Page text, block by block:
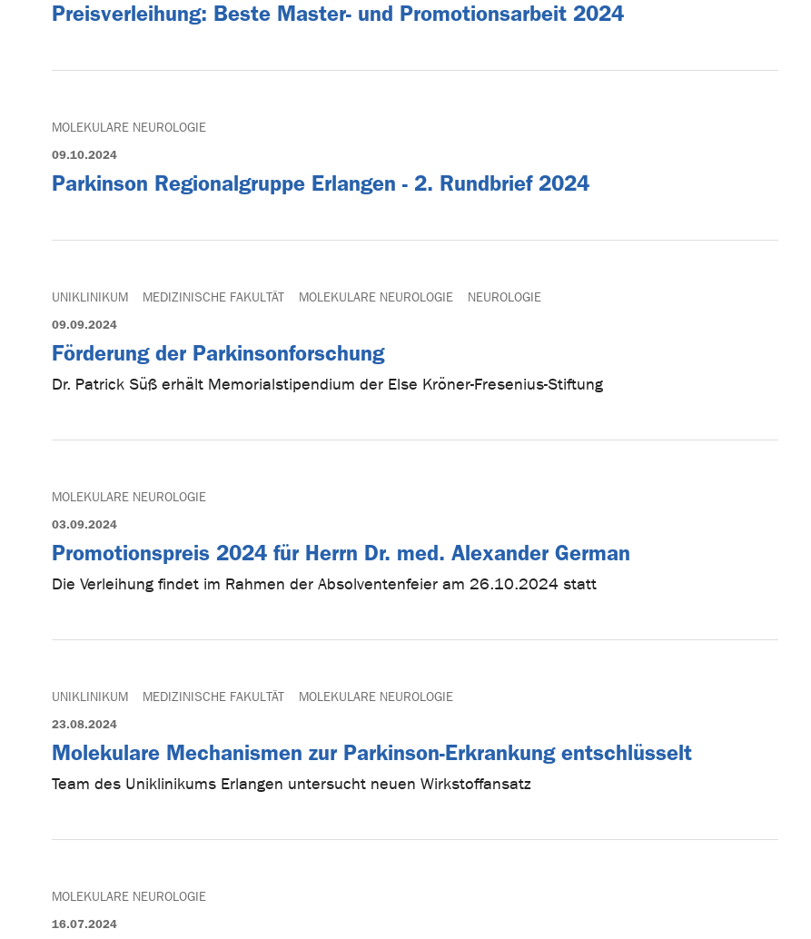
Preisverleihung: Beste Master- und Promotionsarbeit 2024
MOLEKULARE NEUROLOGIE
09.10.2024
Parkinson Regionalgruppe Erlangen - 2. Rundbrief 2024
UNIKLINIKUM MEDIZINISCHE FAKULTÄT MOLEKULARE NEUROLOGIE NEUROLOGIE
09.09.2024
Förderung der Parkinsonforschung
Dr. Patrick Süß erhält Memorialstipendium der Else Kröner-Fresenius-Stiftung
MOLEKULARE NEUROLOGIE
03.09.2024
Promotionspreis 2024 für Herrn Dr. med. Alexander German
Die Verleihung findet im Rahmen der Absolventenfeier am 26.10.2024 statt
UNIKLINIKUM MEDIZINISCHE FAKULTÄT MOLEKULARE NEUROLOGIE
23.08.2024
Molekulare Mechanismen zur Parkinson-Erkrankung entschlüsselt
Team des Uniklinikums Erlangen untersucht neuen Wirkstoffansatz
MOLEKULARE NEUROLOGIE
16.07.2024